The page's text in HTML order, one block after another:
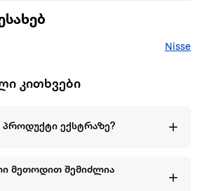
Nisse
კითხვები
ექსტრაზე?
მეთოდით შემიძლია